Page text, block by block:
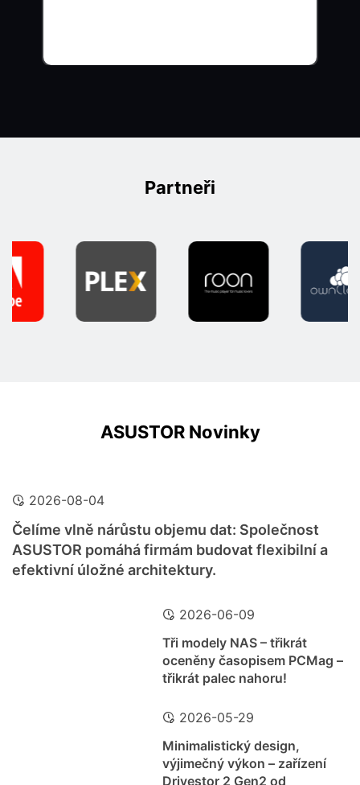
Partneři
ASUSTOR Novinky
2026-08-04
Čelíme vlně nárůstu objemu dat: Společnost
ASUSTOR pomáhá firmám budovat flexibilní a
efektivní úložné architektury.
2026-06-09
Tři modely NAS – třikrát
oceněny časopisem PCMag –
třikrát palec nahoru!
2026-05-29
Minimalistický design,
výjimečný výkon – zařízení
Drivestor 2 Gen2 od